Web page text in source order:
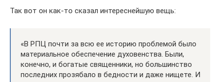
Так вот он как-то сказал интереснейшую вещь:
«В РПЦ почти за всю ее историю проблемой было
материальное обеспечение духовенства. Были,
конечно, и богатые священники, но большинство
последних прозябало в бедности и даже нищете. И